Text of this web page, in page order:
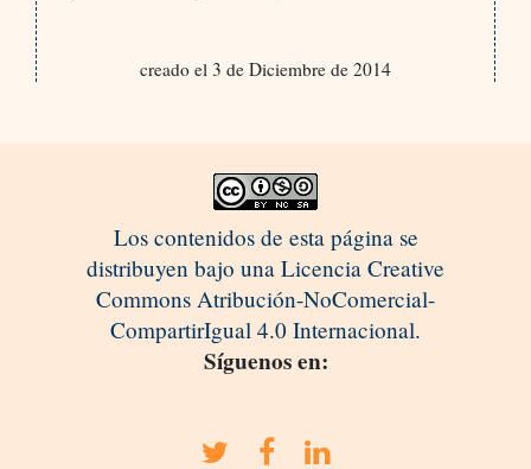
creado el 3 de Diciembre de 2014
Los contenidos de esta página se
distribuyen bajo una Licencia Creative
Commons Atribución-NoComercial-
CompartirIgual 4.0 Internacional.
Síguenos en: